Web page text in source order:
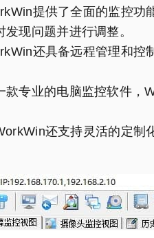
提供了全面的监控功
现问题并进行调整。
还具备远程管理和控
款专业的电脑监控软件，
还支持灵活的定制